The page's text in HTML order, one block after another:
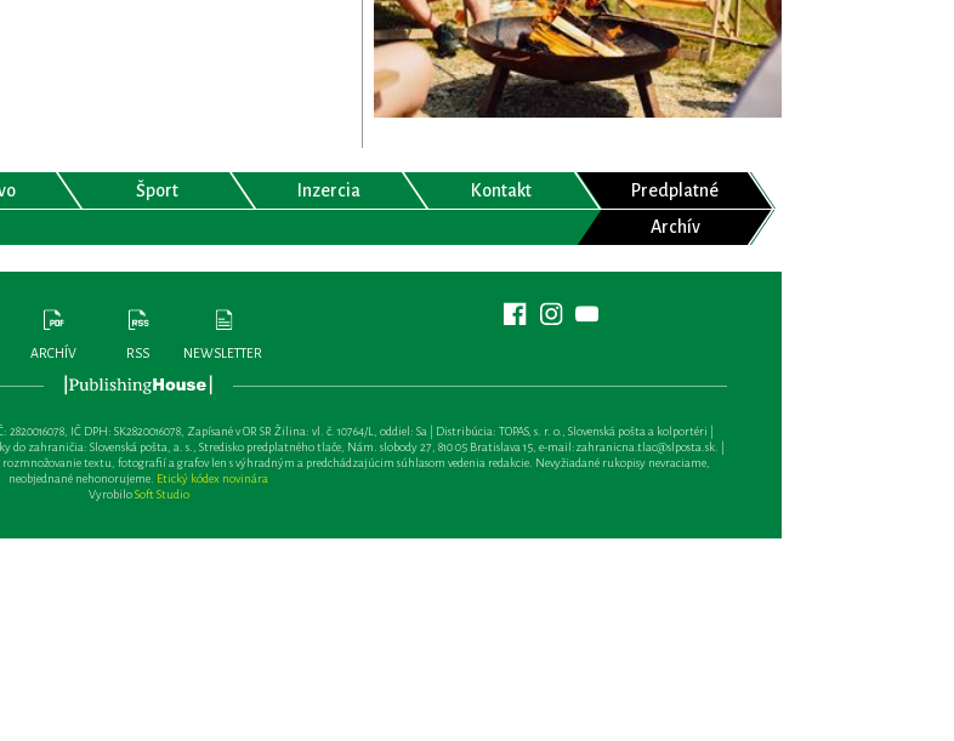
Šport Inzercia Kontakt
Predplatné
Archív
ARCHÍV RSS NEWSLETTER
IČ DPH: SK2820016078, Zapísané v OR SR Žilina: vl. č. 10764/L, oddiel: Sa | Distribúcia: TOPAS, s. r. o., Slovenská pošta a kolportéri |
zahraničia: Slovenská pošta, a. s., Stredisko predplatného tlače, Nám. slobody 27, 810 05 Bratislava 15, e-mail:zahranicna.tlac@slposta.sk. |
textu, fotografií a grafov len s výhradným a predchádzajúcim súhlasom vedenia redakcie. Nevyžiadané rukopisy nevraciame,
neobjednané nehonorujeme. Etický kódex novinára
VyrobiloSoft Studio